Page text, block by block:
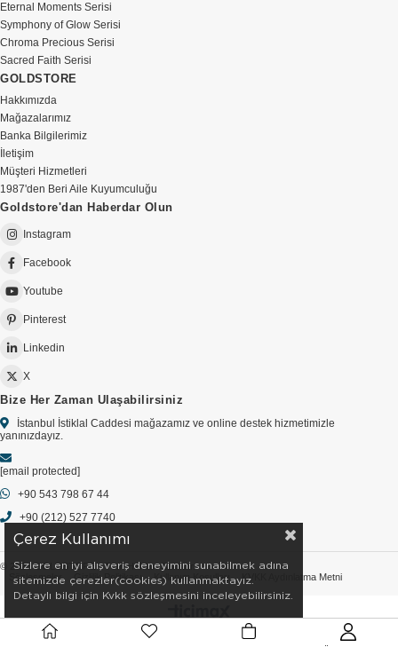
Eternal Moments Serisi
Symphony of Glow Serisi
Chroma Precious Serisi
Sacred Faith Serisi
GOLDSTORE
Hakkımızda
Mağazalarımız
Banka Bilgilerimiz
İletişim
Müşteri Hizmetleri
1987'den Beri Aile Kuyumculuğu
Goldstore'dan Haberdar Olun
Instagram
Facebook
Youtube
Pinterest
Linkedin
X
Bize Her Zaman Ulaşabilirsiniz
İstanbul İstiklal Caddesi mağazamız ve online destek hizmetimizle
yanınızdayız.
[email protected]
+90 543 798 67 44
+90 (212) 527 7740
© 2026 GOLDSTORE - Tüm Hakları Saklıdır.
Sözleşmeler
Gizlilik Politikası Kullanım Koşulları KVKK Aydınlatma Metni
Çerez Kullanımı
Sizlere en iyi alışveriş deneyimini sunabilmek adına
sitemizde çerezler(cookies) kullanmaktayız.
Detaylı bilgi için Kvkk sözleşmesini inceleyebilirsiniz.